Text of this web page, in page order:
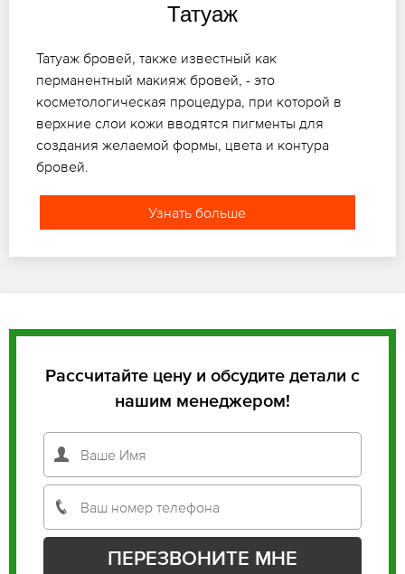
Татуаж
Татуаж бровей, также известный как
перманентный макияж бровей, - это
косметологическая процедура, при которой в
верхние слои кожи вводятся пигменты для
создания желаемой формы, цвета и контура
бровей.
Узнать больше
Рассчитайте цену и обсудите детали с
нашим менеджером!